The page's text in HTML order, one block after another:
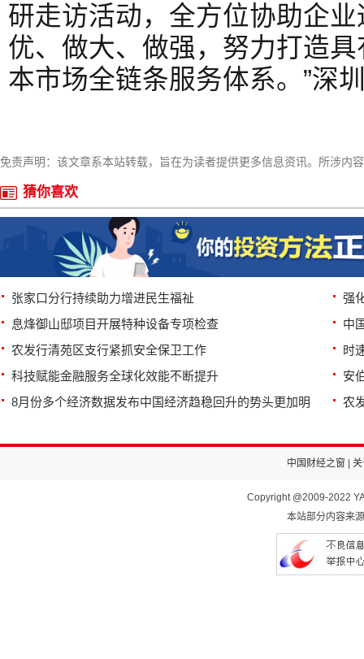
研走访活动，全方位协助企
优、做大、做强，努力打造
本市场全链条服务体系。”深
免责声明：该文章系本站转载，旨在为读者提供更多信息资讯。所涉内
猜你喜欢
张家口分行持续助力增进民生福祉
强
息烽御山邸项目开展特种设备专项检查
中
农发行清苑区支行紧抓安全保卫工作
时
科技赋能金融服务全球化效能不断提升
安
8月份多个经济数据发布中国经济趋稳回升的势头更加明
农
中国财经之窗 关
Copyright @2009-2022
本站部分内容来